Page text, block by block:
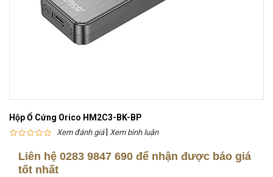
Hộp Ổ Cứng Orico HM2C3-BK-BP
Xem đánh giá| Xem bình luận
Liên hệ 0283 9847 690 để nhận được báo giá
tốt nhất